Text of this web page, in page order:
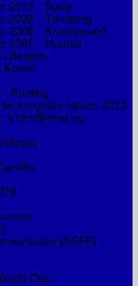
2010 – Bodø
2009 – Tønsberg
2008 – Kristiansund
2007 – Mandal
i Bergen
Koster
– Printing
fotografer høsten 2023
Videofilming og
(NSFF)
Cup